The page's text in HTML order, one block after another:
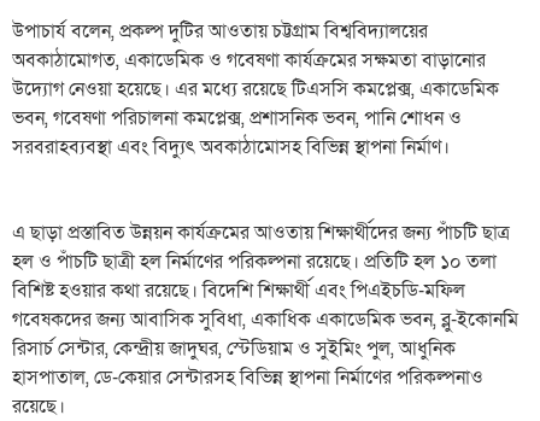
উপাচার্য বলেন, প্রকল্প দুটির আওতায় চট্টগ্রাম বিশ্ববিদ্যালয়ের
অবকাঠামোগত, একাডেমিক ও গবেষণা কার্যক্রমের সক্ষমতা বাড়ানোর
উদ্যোগ নেওয়া হয়েছে। এর মধ্যে রয়েছে টিএসসি কমপ্লেক্স, একাডেমিক
ভবন, গবেষণা পরিচালনা কমপ্লেক্স, প্রশাসনিক ভবন, পানি শোধন ও
সরবরাহব্যবস্থা এবং বিদ্যুৎ অবকাঠামোসহ বিভিন্ন স্থাপনা নির্মাণ।
এ ছাড়া প্রস্তাবিত উন্নয়ন কার্যক্রমের আওতায় শিক্ষার্থীদের জন্য পাঁচটি ছাত্র
হল ও পাঁচটি ছাত্রী হল নির্মাণের পরিকল্পনা রয়েছে। প্রতিটি হল ১০ তলা
বিশিষ্ট হওয়ার কথা রয়েছে। বিদেশি শিক্ষার্থী এবং পিএইচডি-মফিল
গবেষকদের জন্য আবাসিক সুবিধা, একাধিক একাডেমিক ভবন, ব্লু-ইকোনমি
রিসার্চ সেন্টার, কেন্দ্রীয় জাদুঘর, স্টেডিয়াম ও সুইমিং পুল, আধুনিক
হাসপাতাল, ডে-কেয়ার সেন্টারসহ বিভিন্ন স্থাপনা নির্মাণের পরিকল্পনাও
রয়েছে।